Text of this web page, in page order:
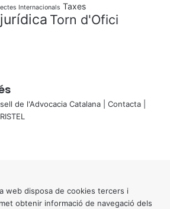
Internacionals Taxes
Torn d'Ofici
de l'Advocacia Catalana | Contacta
web disposa de cookies tercers i
obtenir informació de navegació dels